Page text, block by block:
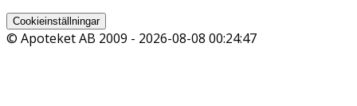
Cookieinställningar
© Apoteket AB 2009 - 2026-08-08 00:24:47